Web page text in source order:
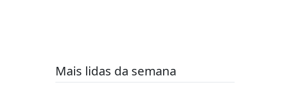
Mais lidas da semana